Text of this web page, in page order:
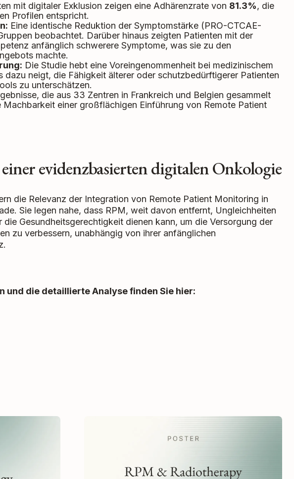
mit digitaler Exklusion zeigen eine Adhärenzrate von 81.3%, die
Profilen entspricht.
Eine identische Reduktion der Symptomstärke (PRO-CTCAE-
beobachtet. Darüber hinaus zeigten Patienten mit der
anfänglich schwerere Symptome, was sie zu den
machte.
Die Studie hebt eine Voreingenommenheit bei medizinischem
dazu neigt, die Fähigkeit älterer oder schutzbedürftigerer Patienten
zu unterschätzen.
die aus 33 Zentren in Frankreich und Belgien gesammelt
einer großflächigen Einführung von Remote Patient
evidenzbasierten digitalen Onkologie
die Relevanz der Integration von Remote Patient Monitoring in
Sie legen nahe, dass RPM, weit davon entfernt, Ungleichheiten
Gesundheitsgerechtigkeit dienen kann, um die Versorgung der
zu verbessern, unabhängig von ihrer anfänglichen
und die detaillierte Analyse finden Sie hier: